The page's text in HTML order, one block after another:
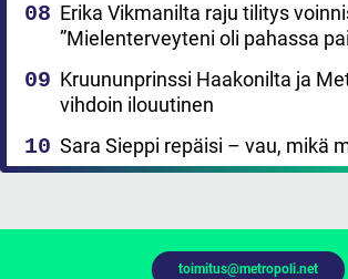
Erika Vikmanilta raju tilitys
”Mielenterveyteni oli pahassa
Kruununprinssi Haakonilta ja
vihdoin ilouutinen
Sara Sieppi repäisi – vau, mikä
toimitus@metropoli.net